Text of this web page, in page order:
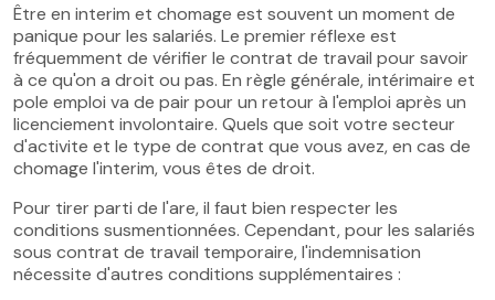
Être en interim et chomage est souvent un moment de
panique pour les salariés. Le premier réflexe est
fréquemment de vérifier le contrat de travail pour savoir
à ce qu'on a droit ou pas. En règle générale, intérimaire et
pole emploi va de pair pour un retour à l'emploi après un
licenciement involontaire. Quels que soit votre secteur
d'activite et le type de contrat que vous avez, en cas de
chomage l'interim, vous êtes de droit.
Pour tirer parti de l'are, il faut bien respecter les
conditions susmentionnées. Cependant, pour les salariés
sous contrat de travail temporaire, l'indemnisation
nécessite d'autres conditions supplémentaires :